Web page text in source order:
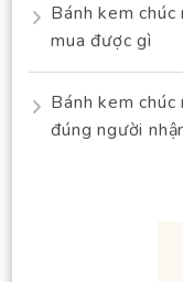
Bánh kem
mua được gì
Bánh kem
đúng người